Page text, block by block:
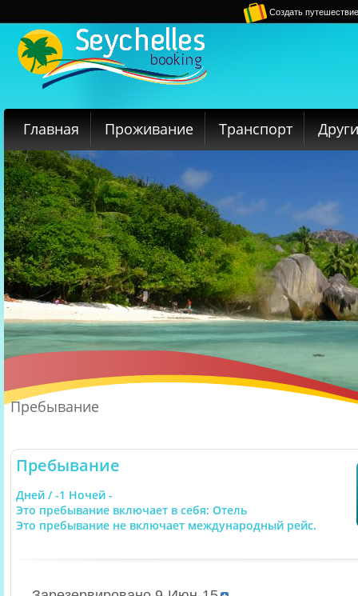
Создать
Главная Проживание Транспорт
Пребывание
Пребывание
Дней / -1 Ночей -
Это пребывание включает в себя: Отель
Это пребывание не включает международный рейс.